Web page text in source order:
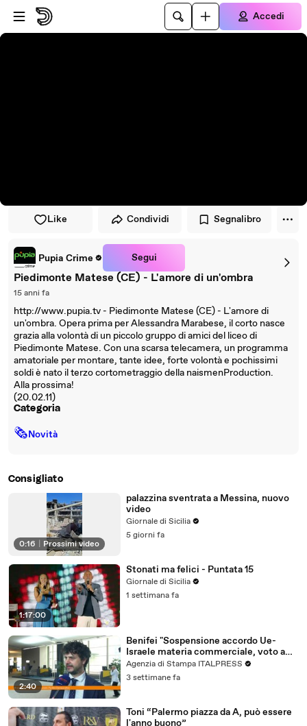
Vai al lettore
Passa al contenuto principale
Accedi
Like Condividi Segnalibro
Pupia Crime Segui
Piedimonte Matese (CE) - L'amore di un'ombra
15 anni fa
http://www.pupia.tv - Piedimonte Matese (CE) - L'amore di
un'ombra. Opera prima per Alessandra Marabese, il corto nasce
grazia alla volontà di un piccolo gruppo di amici del liceo di
Piedimonte Matese. Con una scarsa telecamera, un programma
amatoriale per montare, tante idee, forte volontà e pochissimi
soldi è nato il terzo cortometraggio della naismenProduction.
Alla prossima!
(20.02.11)
Categoria
🗞Novità
Consigliato
0:16 Prossimi video
palazzina sventrata a Messina, nuovo
video
Giornale di Sicilia
5 giorni fa
1:17:00
Stonati ma felici - Puntata 15
Giornale di Sicilia
1 settimana fa
2:40
Benifei "Sospensione accordo Ue-
Israele materia commerciale, voto a
maggioranza"
Agenzia di Stampa ITALPRESS
3 settimane fa
Toni “Palermo piazza da A, può essere
l'anno buono”